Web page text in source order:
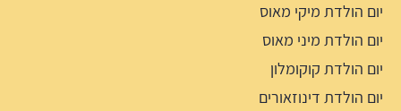
יום הולדת מיקי מאוס
יום הולדת מיני מאוס
יום הולדת קוקומלון
יום הולדת דינוזאורים